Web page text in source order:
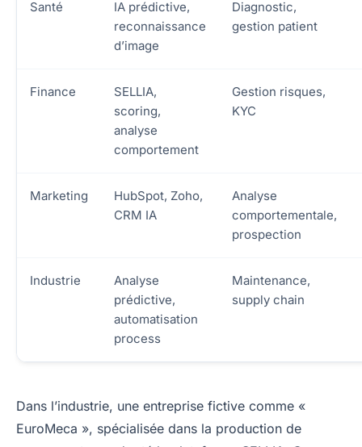
Santé
IA prédictive,
reconnaissance
d’image
Diagnostic,
gestion patient
Finance
SELLIA,
scoring,
analyse
comportement
Gestion risques,
KYC
Marketing
HubSpot, Zoho,
CRM IA
Analyse
comportementale,
prospection
Industrie
Analyse
prédictive,
automatisation
process
Maintenance,
supply chain
Dans l’industrie, une entreprise fictive comme «
EuroMeca », spécialisée dans la production de